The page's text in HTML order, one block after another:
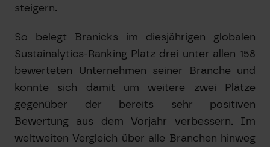
steigern.
So belegt Branicks im diesjährigen globalen
Sustainalytics-Ranking Platz drei unter allen 158
bewerteten Unternehmen seiner Branche und
konnte sich damit um weitere zwei Plätze
gegenüber der bereits sehr positiven
Bewertung aus dem Vorjahr verbessern. Im
weltweiten Vergleich über alle Branchen hinweg